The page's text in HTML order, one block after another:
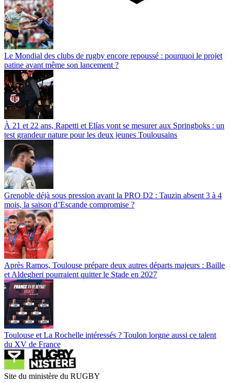
Le Mondial des clubs de rugby encore repoussé : pourquoi le projet
patine avant même son lancement ?
À 21 et 22 ans, Rapetti et Elías vont se mesurer aux Springboks : un
test grandeur nature pour les deux jeunes Toulousains
Grenoble déjà sous pression avant la PRO D2 : Tauzin absent 3 à 4
mois, la saison d’Escande compromise ?
Après Ramos, Toulouse prépare deux autres départs majeurs : Baille
et Aldegheri pourraient quitter le Stade en 2027
Toulouse et La Rochelle intéressés ? Toulon lorgne aussi ce talent
du XV de France
Site du ministère du RUGBY